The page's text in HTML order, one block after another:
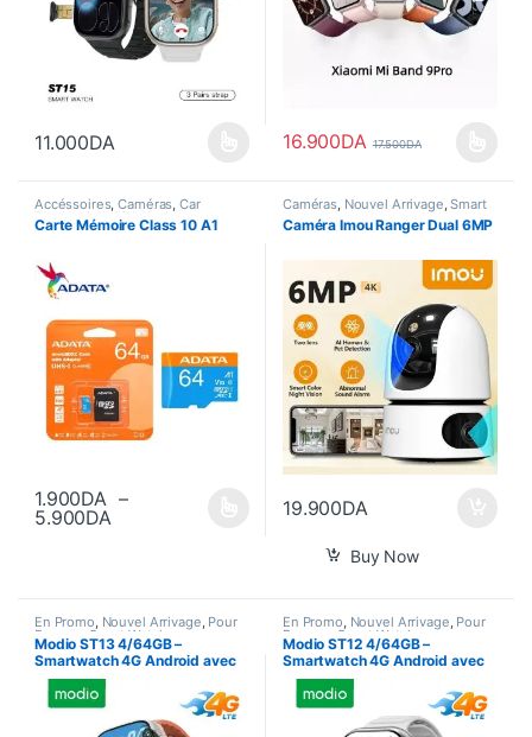
11.000DA
Ce produit a plusieurs variations. Les options peuvent être
16.900DA 17.500DA
Ce produit a plusieurs
Accéssoires,Caméras Car
Electronic & GPS ,Gadgets
Informatique,Jeux Vidéos ,
Carte Mémoire Class 10 A1
1.900DA –
5.900DA Plage de prix : 1.900DA à 5.900DA
Ce produit a plusieurs variations. Les options peuvent être
Caméras Nouvel Arrivage ,Smart
Home
Caméra Imou Ranger Dual 6MP
19.900DA
Buy Now
En Promo, Nouvel Arrivage, Pour
Femme,Smart Watch
Modio ST13 4/64GB –
Smartwatch 4G Android avec
SIM & Caméra
En Promo, Nouvel Arrivage, Pour
Femme,Smart Watch
Modio ST12 4/64GB –
Smartwatch 4G Android avec
Carte SIM, WIFI, GPS, Bluetooth